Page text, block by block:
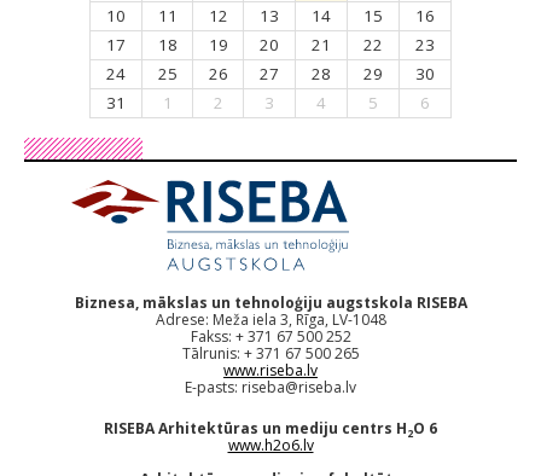
10
11 12 13 14 15
16
17
18 19 20 21 22
23
24
25 26 27 28 29
30
31
1 2 3 4 5 6
Biznesa, mākslas un tehnoloģiju augstskola RISEBA
Adrese: Meža iela 3, Rīga, LV-1048
Fakss: + 371 67 500 252
Tālrunis: + 371 67 500 265
www.riseba.lv
E-pasts: riseba@riseba.lv
RISEBA Arhitektūras un mediju centrs H2O 6
www.h2o6.lv